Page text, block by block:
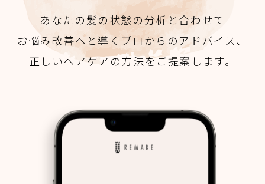
あなたの髪の状態の分析と合わせて
お悩み改善へと導くプロからのアドバイス、
正しいヘアケアの方法をご提案します。